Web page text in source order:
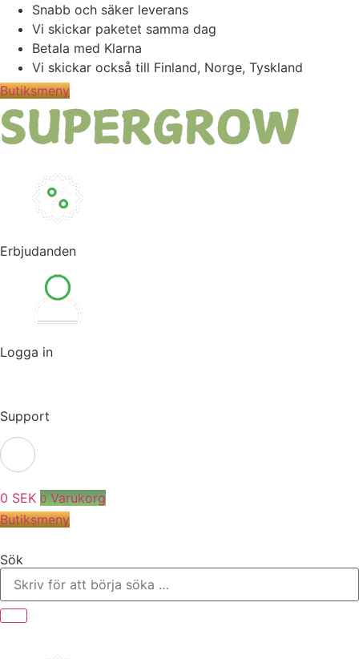
Hoppa
innehåll
Snabb och säker leverans
Vi skickar paketet samma dag
Betala med Klarna
Vi skickar också till Finland, Norge, Tyskland
Butiksmeny
Erbjudanden
Logga in
Support
0 SEK 0 Varukorg
Butiksmeny
Sök